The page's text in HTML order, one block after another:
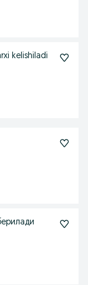
kelishiladi